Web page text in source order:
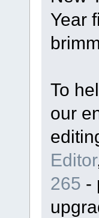
Year
To
our
Editor
265 -